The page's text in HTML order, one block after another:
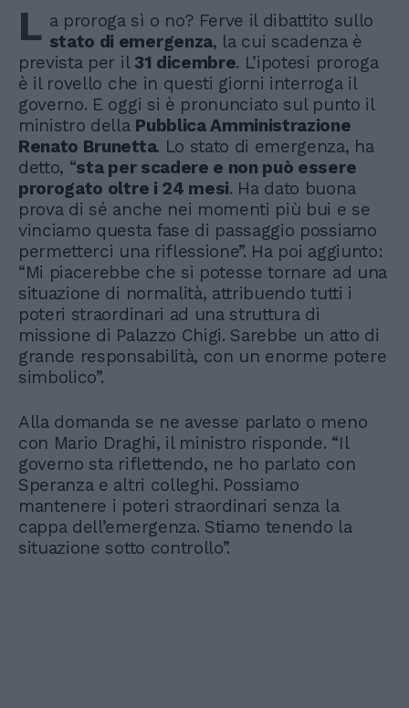
L a proroga sì o no? Ferve il dibattito sullo
stato di emergenza, la cui scadenza è
prevista per il31 dicembre. L’ipotesi proroga
è il rovello che in questi giorni interroga il
governo. E oggi si è pronunciato sul punto il
ministro della Pubblica Amministrazione
Renato Brunetta. Lo stato di emergenza, ha
detto, “sta per scadere e non può essere
prorogato oltre i 24 mesi. Ha dato buona
prova di sé anche nei momenti più bui e se
vinciamo questa fase di passaggio possiamo
permetterci una riflessione”. Ha poi aggiunto:
“Mi piacerebbe che si potesse tornare ad una
situazione di normalità, attribuendo tutti i
poteri straordinari ad una struttura di
missione di Palazzo Chigi. Sarebbe un atto di
grande responsabilità, con un enorme potere
simbolico”.
Alla domanda se ne avesse parlato o meno
con Mario Draghi, il ministro risponde. “Il
governo sta riflettendo, ne ho parlato con
Speranza e altri colleghi. Possiamo
mantenere i poteri straordinari senza la
cappa dell’emergenza. Stiamo tenendo la
situazione sotto controllo”.